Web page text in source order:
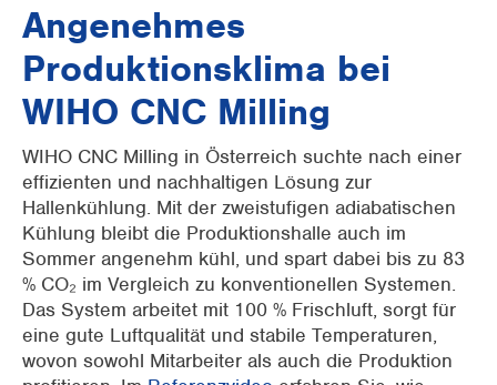
Angenehmes
Produktionsklima bei
WIHO CNC Milling
WIHO CNC Milling in Österreich suchte nach einer
effizienten und nachhaltigen Lösung zur
Hallenkühlung. Mit der zweistufigen adiabatischen
Kühlung bleibt die Produktionshalle auch im
Sommer angenehm kühl, und spart dabei bis zu 83
% CO₂ im Vergleich zu konventionellen Systemen.
Das System arbeitet mit 100 % Frischluft, sorgt für
eine gute Luftqualität und stabile Temperaturen,
wovon sowohl Mitarbeiter als auch die Produktion